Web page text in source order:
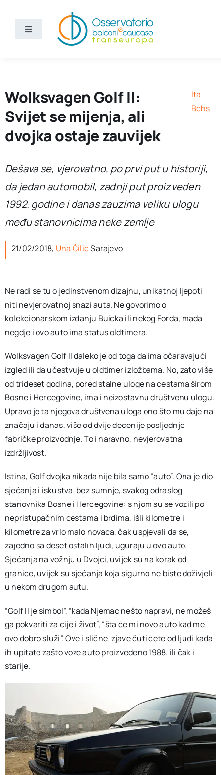
contentToggle
Navigation
Bchs
Wolksvagen Golf II:
Svijet se mijenja, ali
dvojka ostaje zauvijek
Ita
Bchs
Dešava se, vjerovatno, po prvi put u historiji,
da jedan automobil, zadnji put proizveden
1992. godine i danas zauzima veliku ulogu
među stanovnicima neke zemlje
21/02/2018, Una ČilićSarajevo
Ne radi se tu o jedinstvenom dizajnu, unikatnoj ljepoti
niti nevjerovatnoj snazi auta. Ne govorimo o
kolekcionarskom izdanju Buicka ili nekog Forda, mada
negdje i ovo auto ima status oldtimera.
Wolksvagen Golf II daleko je od toga da ima očaravajući
izgled ili da učestvuje u oldtimer izložbama. No, zato više
od trideset godina, pored stalne uloge na cestama širom
Bosne i Hercegovine, ima i neizostavnu društvenu ulogu.
Upravo je ta njegova društvena uloga ono što mu daje na
značaju i danas, više od dvije decenije posljednje
fabričke proizvodnje. To i naravno, nevjerovatna
izdržljivost.
Istina, Golf dvojka nikada nije bila samo “auto”. Ona je dio
sjećanja i iskustva, bez sumnje, svakog odraslog
stanovnika Bosne i Hercegovine: s njom su se vozili po
nepristupačnim cestama i brdima, išli kilometre i
kilometre za vrlo malo novaca, čak uspjevali da se,
zajedno sa deset ostalih ljudi, uguraju u ovo auto.
Sjećanja na vožnju u Dvojci, uvijek su na korak od
granice, uvijek su sjećanja koja sigurno ne biste doživjeli
u nekom drugom autu.
“Golf II je simbol”, “kada Njemac nešto napravi, ne možeš
ga pokvariti za cijeli život”, “šta će mi novo auto kad me
ovo dobro služi”. Ove i slične izjave čuti ćete od ljudi kada
ih upitate zašto voze auto proizvedeno 1988. ili čak i
starije.